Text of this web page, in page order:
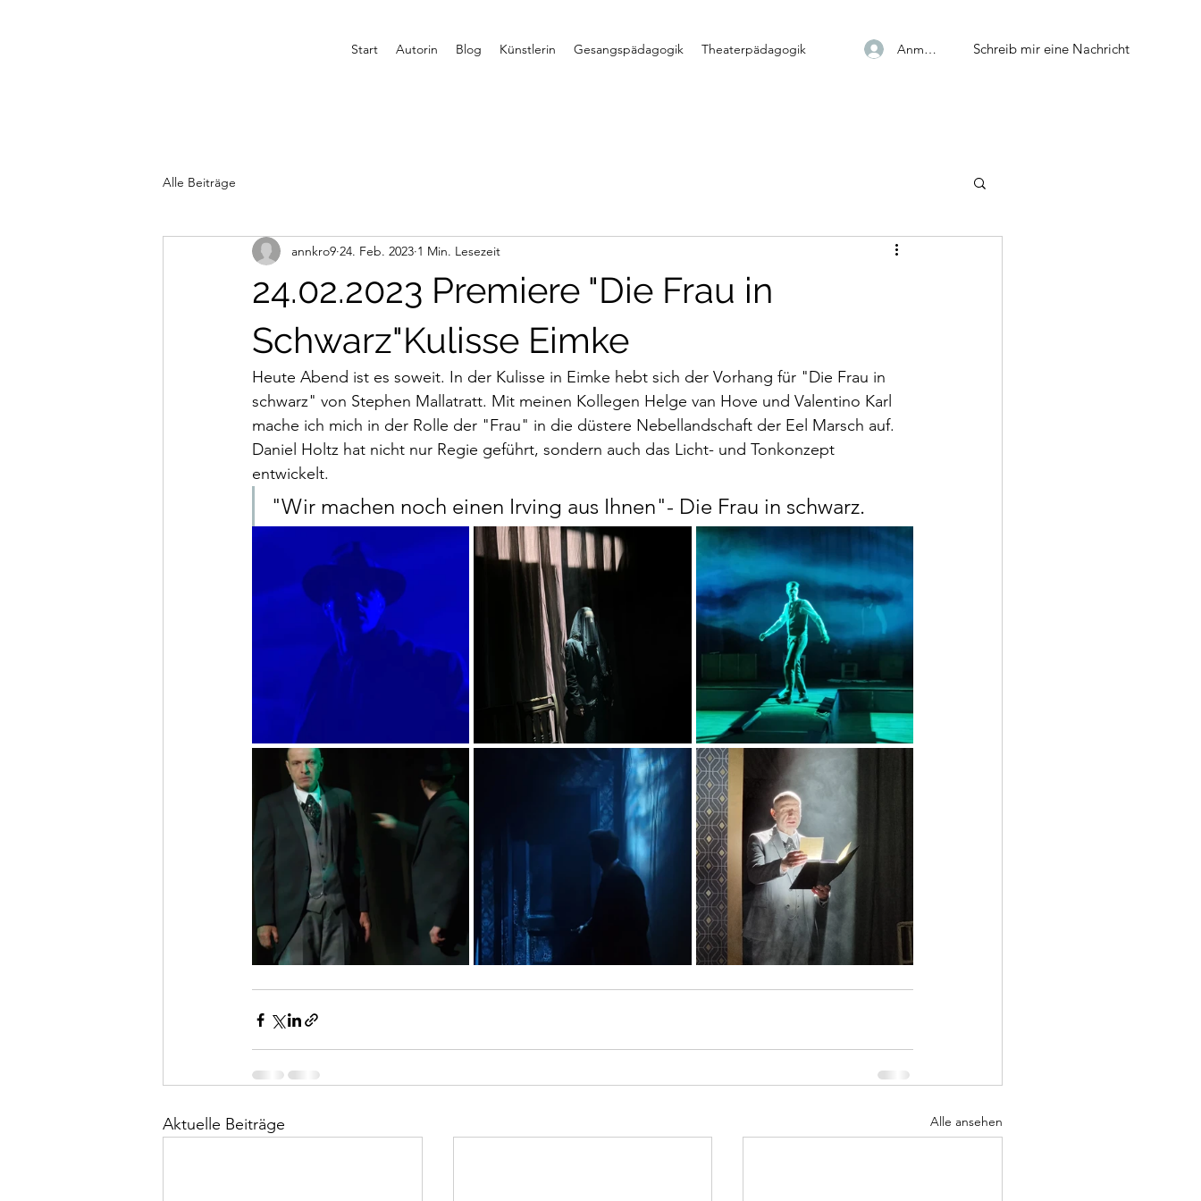
Start Autorin Blog Künstlerin Gesangspädagogik Theaterpädagogik Anmelden Schreib mir eine Nachricht
Alle Beiträge
24.02.2023 Premiere "Die Frau in
Schwarz"Kulisse Eimke
annkro9 24. Feb. 2023 1 Min. Lesezeit
Heute Abend ist es soweit. In der Kulisse in Eimke hebt sich der Vorhang für "Die Frau in
schwarz" von Stephen Mallatratt. Mit meinen Kollegen Helge van Hove und Valentino Karl
mache ich mich in der Rolle der "Frau" in die düstere Nebellandschaft der Eel Marsch auf.
Daniel Holtz hat nicht nur Regie geführt, sondern auch das Licht- und Tonkonzept
entwickelt.
"Wir machen noch einen Irving aus Ihnen"- Die Frau in schwarz.
Aktuelle Beiträge Alle ansehen